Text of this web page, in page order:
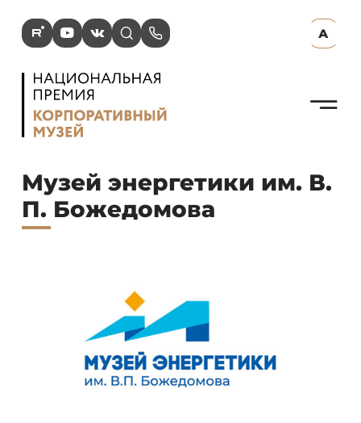
R Y V s p А
N
Музей энергетики им. В.
П. Божедомова